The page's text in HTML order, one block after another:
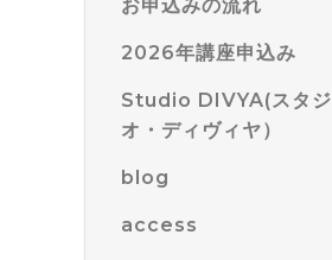
お申込みの流れ
2026年講座申込み
Studio DIVYA(スタジ
オ・ディヴィヤ）
blog
access